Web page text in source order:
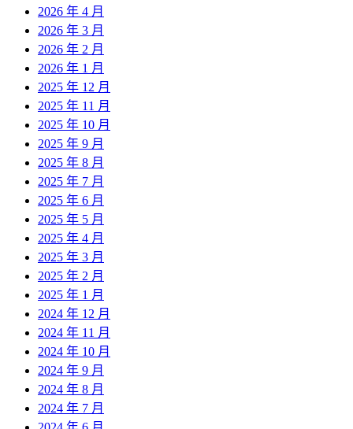
2026 年 4 月
2026 年 3 月
2026 年 2 月
2026 年 1 月
2025 年 12 月
2025 年 11 月
2025 年 10 月
2025 年 9 月
2025 年 8 月
2025 年 7 月
2025 年 6 月
2025 年 5 月
2025 年 4 月
2025 年 3 月
2025 年 2 月
2025 年 1 月
2024 年 12 月
2024 年 11 月
2024 年 10 月
2024 年 9 月
2024 年 8 月
2024 年 7 月